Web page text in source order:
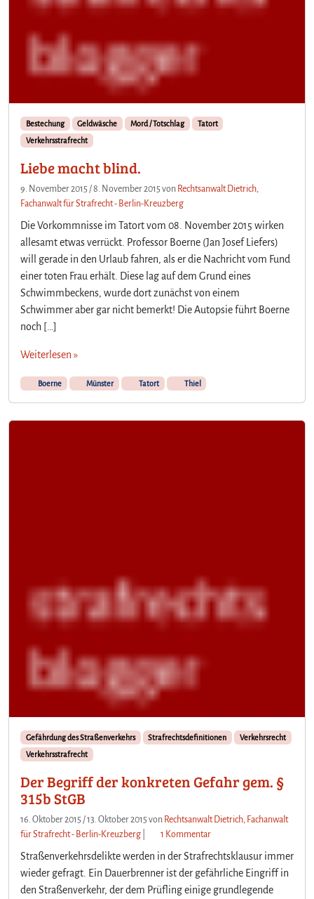
Bestechung Geldwäsche Mord / Totschlag
Tatort
Verkehrsstrafrecht
Liebe macht blind.
9. November 2015 /8. November 2015von Rechtsanwalt Dietrich,
Fachanwalt für Strafrecht - Berlin-Kreuzberg
Die Vorkommnisse im Tatort vom 08. November 2015 wirken
allesamt etwas verrückt. Professor Boerne (Jan Josef Liefers)
will gerade in den Urlaub fahren, als er die Nachricht vom Fund
einer toten Frau erhält. Diese lag auf dem Grund eines
Schwimmbeckens, wurde dort zunächst von einem
Schwimmer aber gar nicht bemerkt! Die Autopsie führt Boerne
noch […]
Weiterlesen »
Boerne Münster Tatort Thiel
Gefährdung des Straßenverkehrs Strafrechtsdefinitionen
Verkehrsrecht
Verkehrsstrafrecht
Der Begriff der konkreten Gefahr gem. §
315b StGB
16. Oktober 2015 /13. Oktober 2015von Rechtsanwalt Dietrich, Fachanwalt
für Strafrecht - Berlin-Kreuzberg
1 Kommentarz
e
r
Straßenverkehrsdelikte werden in der Strafrechtsklausur immer
wieder gefragt. Ein Dauerbrenner ist der gefährliche Eingriff in
den Straßenverkehr, der dem Prüfling einige grundlegende